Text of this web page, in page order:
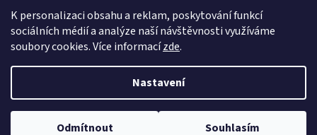
K personalizaci obsahu a reklam, poskytování funkcí
sociálních médií a analýze naší návštěvnosti využíváme
soubory cookies. Více informacízde.
Nastavení
Odmítnout Souhlasím
Copyright 2026iDB SMART. Všechna práva vyhrazena.Upravit